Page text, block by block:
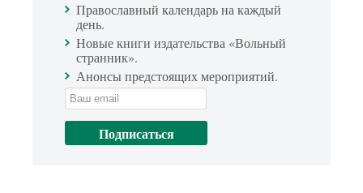
Православный календарь на каждый
день.
Новые книги издательства «Вольный
странник».
Анонсы предстоящих мероприятий.